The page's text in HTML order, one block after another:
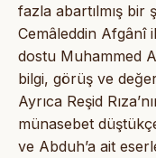
fazla abartılmış bir
Cemâleddin Afgânî
dostu Muhammed
bilgi, görüş ve
Ayrıca Reşid
münasebet
ve Abduh’a ait